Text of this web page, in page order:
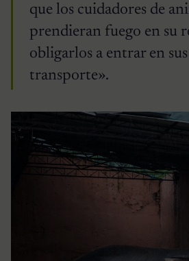
que los cuidadores de
prendieran fuego en su
obligarlos a entrar en sus
transporte».